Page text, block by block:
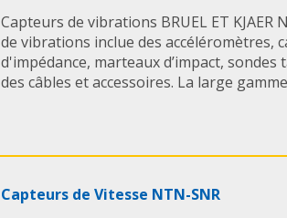
Capteurs de vibrations BRUEL ET
de vibrations inclue des accéléromètres,
d'impédance, marteaux d’impact,
des câbles et accessoires. La large
Capteurs de Vitesse NTN-SNR